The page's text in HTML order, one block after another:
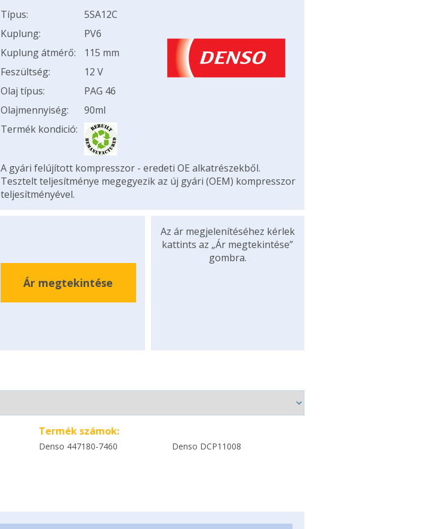
Típus:
5SA12C
Kuplung:
PV6
Kuplung átmérő:
115 mm
Feszültség:
12 V
Olaj típus:
PAG 46
Olajmennyiség:
90ml
Termék kondició:
A gyári felújított kompresszor - eredeti OE alkatrészekből.
Tesztelt teljesítménye megegyezik az új gyári (OEM) kompresszor
teljesítményével.
Ár megtekintése
Az ár megjelenítéséhez kérlek
kattints az „Ár megtekintése”
gombra.
Termék számok:
Denso 447180-7460 Denso DCP11008